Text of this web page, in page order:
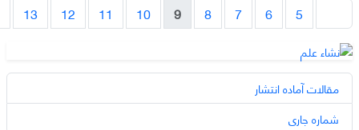
5
6
7
8
9
10
11
12
13
مقالات آماده انتشار
شماره جاری